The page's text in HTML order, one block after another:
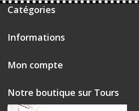
Catégories
Informations
Mon compte
Notre boutique sur Tours